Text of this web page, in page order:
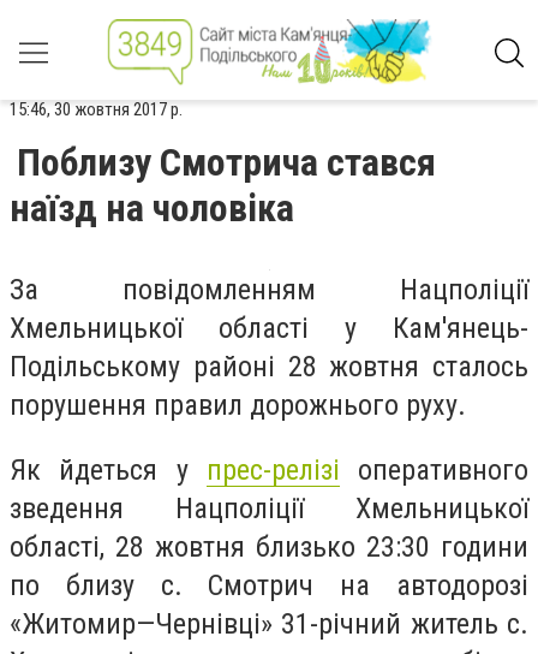
15:46, 30 жовтня 2017 р.
Поблизу Смотрича стався
наїзд на чоловіка
За повідомленням Нацполіції
Хмельницької області у Кам'янець-
Подільському районі 28 жовтня сталось
порушення правил дорожнього руху.
Як йдеться у прес-релізі оперативного
зведення Нацполіції Хмельницької
області, 28 жовтня близько 23:30 години
по близу с. Смотрич на автодорозі
«Житомир—Чернівці» 31-річний житель с.